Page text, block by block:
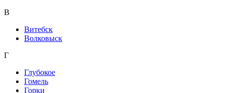
В
Витебск
Волковыск
Г
Глубокое
Гомель
Горки